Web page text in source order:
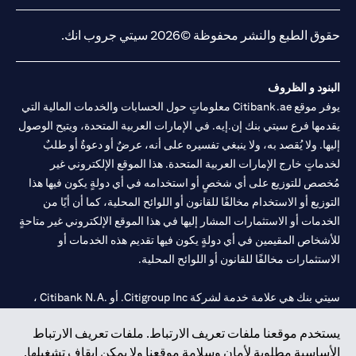
المذكورة في هذا البيان والتي تحتاج إلى معرفتها، يرجى زيارةهنا
يستخدم موقعنا ملفات تعريف الارتباط. ملفات تعريف الارتباط
الأساسية مطلوبة لأمان وسلامة موقعنا ولا يمكن إيقاف تشغيلها.
حقوق الطبع والنشر محفوظة ©2026 سيتي جروب انك.
البنود و الظروف
يوفر موقع Citibank.ae معلوماتٍ حول الحسابات والخدمات المالية التي
يقدمها فرع سيتي بنك إن.إيه. في الإمارات العربية المتحدة، ويتيح الوصول
إليها. ولا يُقصد به، ولا ينبغي تفسيره على أنه، عرضٌ أو دعوةٌ أو طلبٌ
لخدماتٍ خارج الإمارات العربية المتحدة. هذا الموقع الإلكتروني غير
مُخصص للتوزيع على أي شخصٍ أو استخدامه في أي دولةٍ يكون فيها هذا
التوزيع أو الاستخدام مخالفًا للقانون أو اللوائح المحلية، كما أن أيًا من
الخدمات أو الاستثمارات المشار إليها في هذا الموقع الإلكتروني غير متاحةٍ
للأشخاص المقيمين في أي دولةٍ يكون فيها تقديم هذه الخدمات أو
الاستثمارات مخالفًا للقانون أو اللوائح المحلية.
سيتي بنك هي علامة خدمة لشركة Citigroup Inc. أو .Citibank N.A ،